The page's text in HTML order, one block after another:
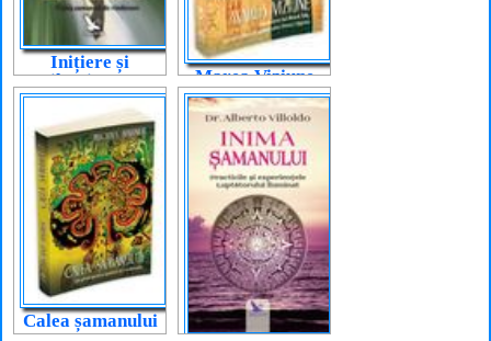
Inițiere și
iluminare
Marea Viziune
Calea șamanului